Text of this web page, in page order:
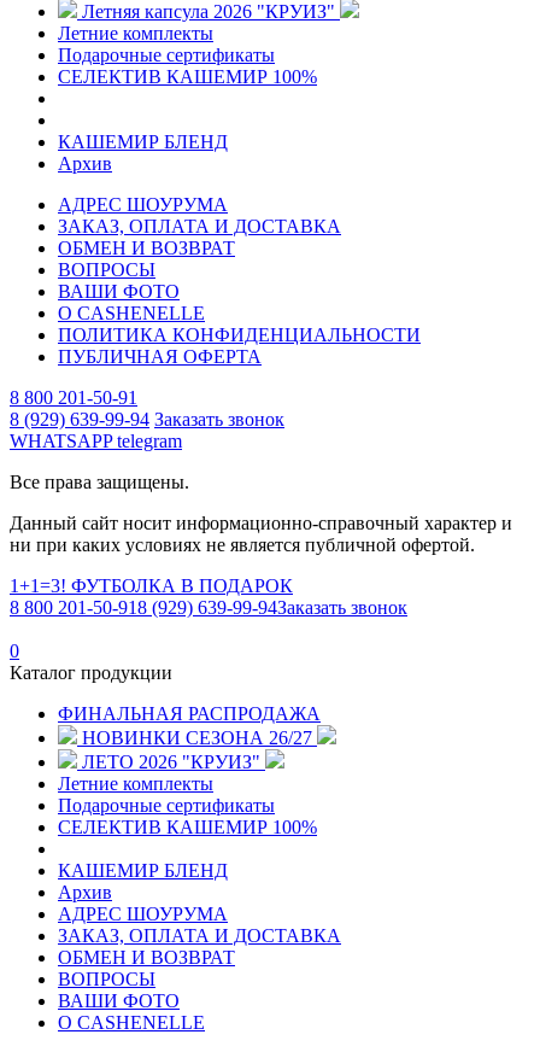
Летняя капсула 2026 "КРУИЗ"
Летние комплекты
Подарочные сертификаты
СЕЛЕКТИВ КАШЕМИР 100%
КАШЕМИР БЛЕНД
Архив
АДРЕС ШОУРУМА
ЗАКАЗ, ОПЛАТА И ДОСТАВКА
ОБМЕН И ВОЗВРАТ
ВОПРОСЫ
ВАШИ ФОТО
О CASHENELLE
ПОЛИТИКА КОНФИДЕНЦИАЛЬНОСТИ
ПУБЛИЧНАЯ ОФЕРТА
8 800 201-50-91
8 (929) 639-99-94 Заказать звонок
WHATSAPPtelegram
Все права защищены.
Данный сайт носит информационно-справочный характер и
ни при каких условиях не является публичной офертой.
1+1=3! ФУТБОЛКА В ПОДАРОК
8 800 201-50-918 (929) 639-99-94Заказать звонок
0
Каталог продукции
ФИНАЛЬНАЯ РАСПРОДАЖА
НОВИНКИ СЕЗОНА 26/27
ЛЕТО 2026 "КРУИЗ"
Летние комплекты
Подарочные сертификаты
СЕЛЕКТИВ КАШЕМИР 100%
КАШЕМИР БЛЕНД
Архив
АДРЕС ШОУРУМА
ЗАКАЗ, ОПЛАТА И ДОСТАВКА
ОБМЕН И ВОЗВРАТ
ВОПРОСЫ
ВАШИ ФОТО
О CASHENELLE